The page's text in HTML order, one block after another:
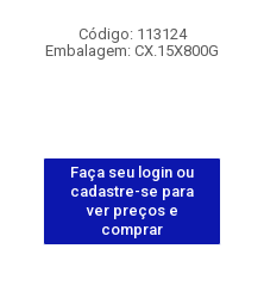
Código: 113124
Embalagem: CX.15X800G
Faça seu login ou
cadastre-se para
ver preços e
comprar